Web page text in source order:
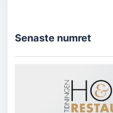
Senaste numret